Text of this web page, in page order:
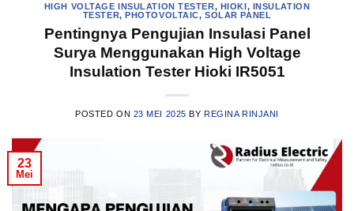
HIGH VOLTAGE INSULATION TESTER, HIOKI ,
INSULATION
TESTER, PHOTOVOLTAIC,SOLAR PANEL
Pentingnya Pengujian Insulasi Panel
Surya Menggunakan High Voltage
Insulation Tester Hioki IR5051
POSTED ON 23 MEI 2025 BYREGINA RINJANI
23
Mei